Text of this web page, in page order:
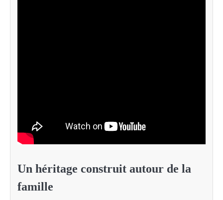
Un héritage construit autour de la
famille